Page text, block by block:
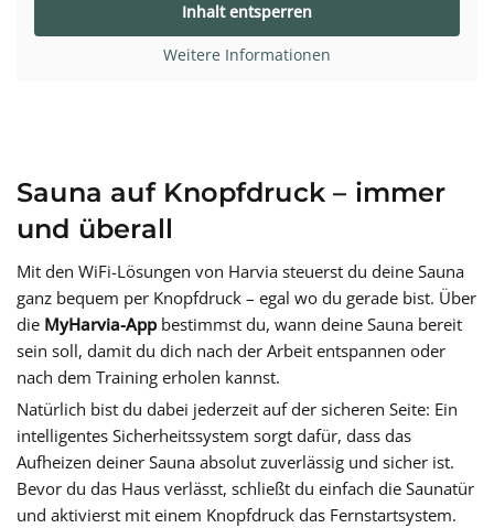
Inhalt entsperren
Weitere Informationen
Sauna auf Knopfdruck – immer
und überall
Mit den WiFi-Lösungen von Harvia steuerst du deine Sauna
ganz bequem per Knopfdruck – egal wo du gerade bist. Über
die MyHarvia-App bestimmst du, wann deine Sauna bereit
sein soll, damit du dich nach der Arbeit entspannen oder
nach dem Training erholen kannst.
Natürlich bist du dabei jederzeit auf der sicheren Seite: Ein
intelligentes Sicherheitssystem sorgt dafür, dass das
Aufheizen deiner Sauna absolut zuverlässig und sicher ist.
Bevor du das Haus verlässt, schließt du einfach die Saunatür
und aktivierst mit einem Knopfdruck das Fernstartsystem.